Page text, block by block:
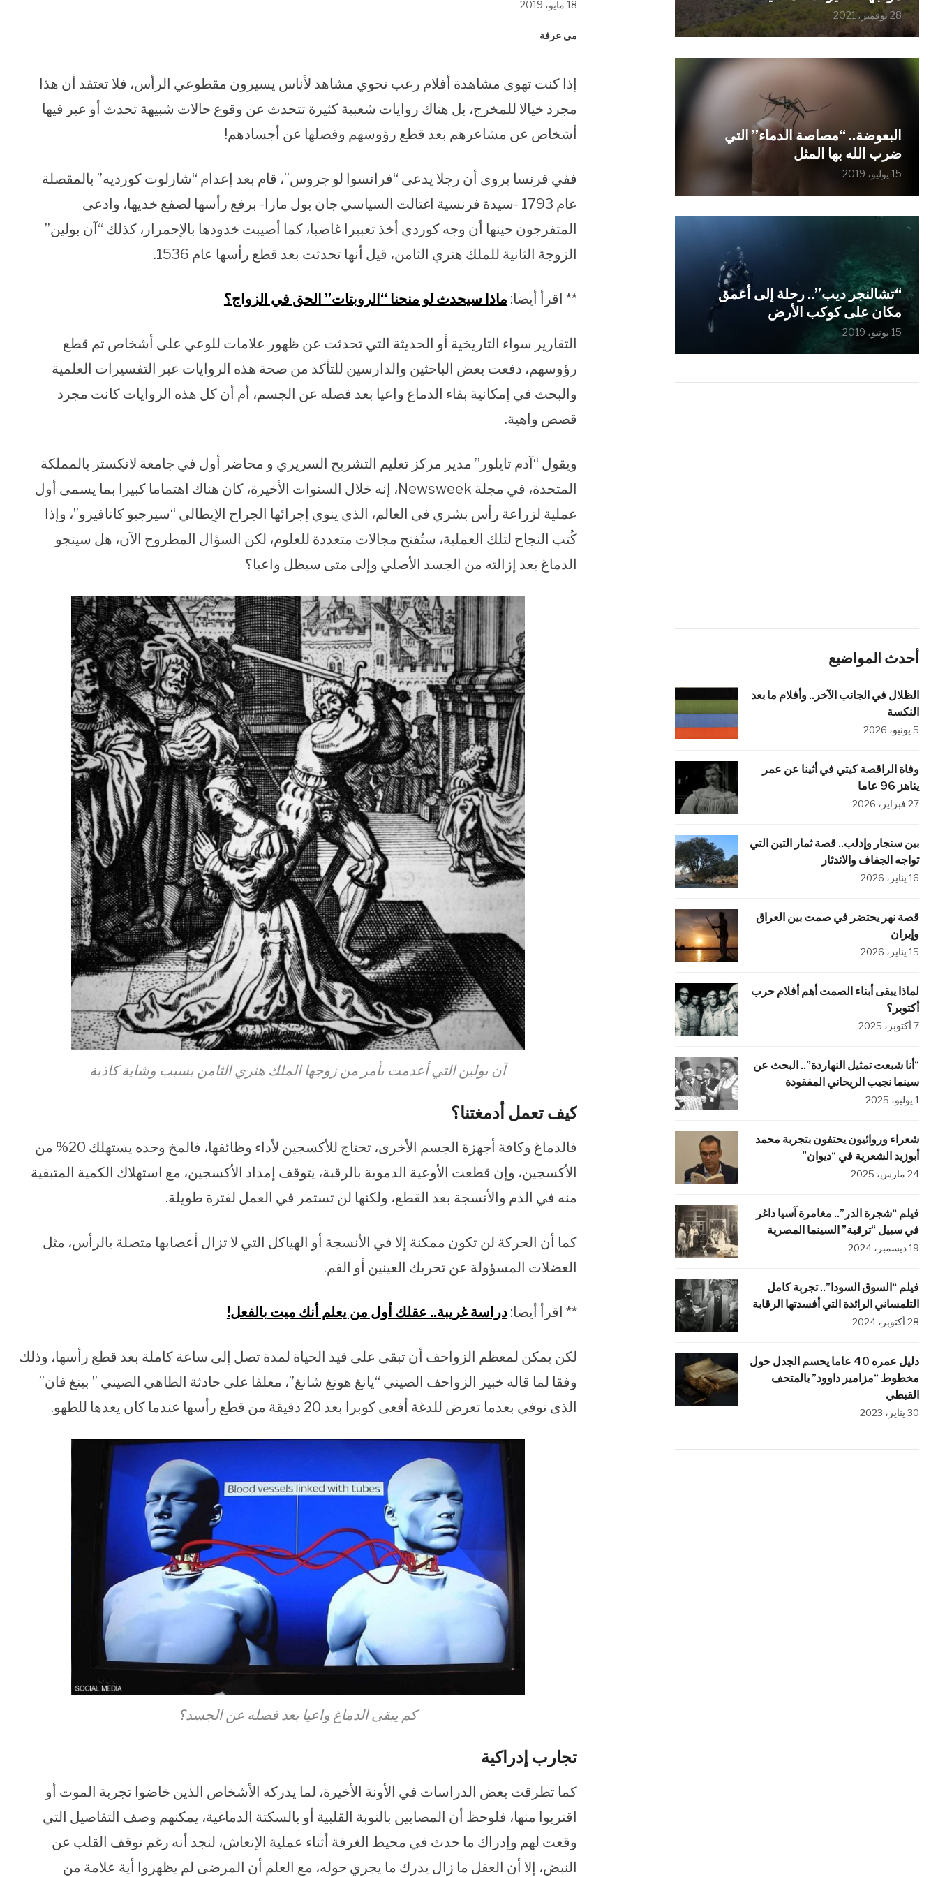
في
في
18 مايو، 2019
مى عرفة
إذا كنت تهوى مشاهدة أفلام رعب تحوي مشاهد لأناس يسيرون مقطوعي الرأس، فلا تعتقد أن هذا
مجرد خيالا للمخرج، بل هناك روايات شعبية كثيرة تتحدث عن وقوع حالات شبيهة تحدث أو عبر فيها
أشخاص عن مشاعرهم بعد قطع رؤوسهم وفصلها عن أجسادهم!
ففي فرنسا يروى أن رجلا يدعى “فرانسوا لو جروس”، قام بعد إعدام “شارلوت كورديه” بالمقصلة
عام 1793 -سيدة فرنسية اغتالت السياسي جان بول مارا- برفع رأسها لصفع خديها، وادعى
المتفرجون حينها أن وجه كوردي أخذ تعبيرا غاضبا، كما أصيبت خدودها بالإحمرار، كذلك “آن بولين”
الزوجة الثانية للملك هنري الثامن، قيل أنها تحدثت بعد قطع رأسها عام 1536.
** اقرأ أيضا: ماذا سيحدث لو منحنا “الروبتات” الحق في الزواج؟
التقارير سواء التاريخية أو الحديثة التي تحدثت عن ظهور علامات للوعي على أشخاص تم قطع
رؤوسهم، دفعت بعض الباحثين والدارسين للتأكد من صحة هذه الروايات عبر التفسيرات العلمية
والبحث في إمكانية بقاء الدماغ واعيا بعد فصله عن الجسم، أم أن كل هذه الروايات كانت مجرد
قصص واهية.
ويقول “آدم تايلور” مدير مركز تعليم التشريح السريري و محاضر أول في جامعة لانكستر بالمملكة
المتحدة، في مجلة Newsweek، إنه خلال السنوات الأخيرة، كان هناك اهتماما كبيرا بما يسمى أول
عملية لزراعة رأس بشري في العالم، الذي ينوي إجرائها الجراح الإيطالي “سيرجيو كانافيرو”، وإذا
كُتب النجاح لتلك العملية، ستُفتح مجالات متعددة للعلوم، لكن السؤال المطروح الآن، هل سينجو
الدماغ بعد إزالته من الجسد الأصلي وإلى متى سيظل واعيا؟
آن بولين التي أعدمت بأمر من زوجها الملك هنري الثامن بسبب وشاية كاذبة
كيف تعمل أدمغتنا؟
فالدماغ وكافة أجهزة الجسم الأخرى، تحتاج للأكسجين لأداء وظائفها، فالمخ وحده يستهلك 20% من
الأكسجين، وإن قطعت الأوعية الدموية بالرقبة، يتوقف إمداد الأكسجين، مع استهلاك الكمية المتبقية
منه في الدم والأنسجة بعد القطع، ولكنها لن تستمر في العمل لفترة طويلة.
كما أن الحركة لن تكون ممكنة إلا في الأنسجة أو الهياكل التي لا تزال أعصابها متصلة بالرأس، مثل
العضلات المسؤولة عن تحريك العينين أو الفم.
** اقرأ أيضا:دراسة غريبة.. عقلك أول من يعلم أنك ميت بالفعل!
لكن يمكن لمعظم الزواحف أن تبقى على قيد الحياة لمدة تصل إلى ساعة كاملة بعد قطع رأسها، وذلك
وفقا لما قاله خبير الزواحف الصيني “يانغ هونغ شانغ”، معلقا على حادثة الطاهي الصيني ” بينغ فان”
الذى توفي بعدما تعرض للدغة أفعى كوبرا بعد 20 دقيقة من قطع رأسها عندما كان يعدها للطهو.
كم يبقى الدماغ واعيا بعد فصله عن الجسد؟
تجارب إدراكية
كما تطرقت بعض الدراسات في الأونة الأخيرة، لما يدركه الأشخاص الذين خاضوا تجربة الموت أو
اقتربوا منها، فلوحظ أن المصابين بالنوبة القلبية أو بالسكتة الدماغية، يمكنهم وصف التفاصيل التي
وقعت لهم وإدراك ما حدث في محيط الغرفة أثناء عملية الإنعاش، لنجد أنه رغم توقف القلب عن
النبض، إلا أن العقل ما زال يدرك ما يجري حوله، مع العلم أن المرضى لم يظهروا أية علامة من
28 نوفمبر، 2021
البعوضة.. “مصاصة الدماء” التي
ضرب الله بها المثل
15 يوليو، 2019
“تشالنجر ديب”.. رحلة إلى أعمق
مكان على كوكب الأرض
15 يونيو، 2019
أحدث المواضيع
الظلال في الجانب الآخر.. وأفلام ما بعد
النكسة
5 يونيو، 2026
وفاة الراقصة كيتي في أثينا عن عمر
يناهز 96 عاما
27 فبراير، 2026
بين سنجار وإدلب.. قصة ثمار التين التي
تواجه الجفاف والاندثار
16 يناير، 2026
قصة نهر يحتضر في صمت بين العراق
وإيران
15 يناير، 2026
لماذا يبقى أبناء الصمت أهم أفلام حرب
أكتوبر؟
7 أكتوبر، 2025
“أنا شبعت تمثيل النهاردة”.. البحث عن
سينما نجيب الريحاني المفقودة
1 يوليو، 2025
شعراء وروائيون يحتفون بتجربة محمد
أبوزيد الشعرية في “ديوان”
24 مارس، 2025
فيلم “شجرة الدر”.. مغامرة آسيا داغر
في سبيل “ترقية” السينما المصرية
19 ديسمبر، 2024
فيلم “السوق السودا”.. تجربة كامل
التلمساني الرائدة التي أفسدتها الرقابة
28 أكتوبر، 2024
دليل عمره 40 عاما يحسم الجدل حول
مخطوط “مزامير داوود” بالمتحف
القبطي
30 يناير، 2023